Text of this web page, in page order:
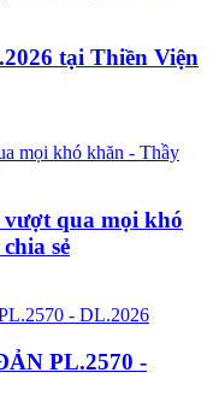
tại Thiền Viện
qua mọi khó
sẻ
PL.2570 -